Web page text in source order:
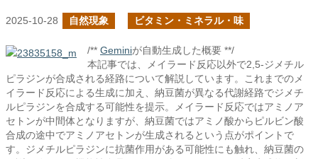
2025-10-28 自然現象 ビタミン・ミネラル・味
/** Geminiが自動生成した概要 **/
本記事では、メイラード反応以外で2,5-ジメチル
ピラジンが合成される経路について解説しています。これまでのメ
イラード反応による生成に加え、納豆菌が異なる代謝経路でジメチ
ルピラジンを合成する可能性を提示。メイラード反応ではアミノア
セトンが中間体となりますが、納豆菌ではアミノ酸からピルビン酸
合成の途中でアミノアセトンが生成されるという点がポイントで
す。ジメチルピラジンに抗菌作用がある可能性にも触れ、納豆菌の